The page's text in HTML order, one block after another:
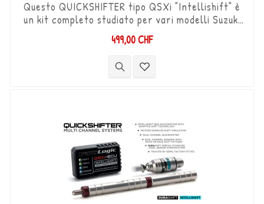
Questo QUICKSHIFTER tipo QSXi "Intellishift" è
un kit completo studiato per vari modelli Suzuki
SV650, che permette di salire di marcia (Shift-
Up) senza utilizzare la frizione. Kit "Plug & Play"
compatibile con connettori originali. Funziona
con cambi di marcia di tipo "Standard e Reverse".
499,00 CHF